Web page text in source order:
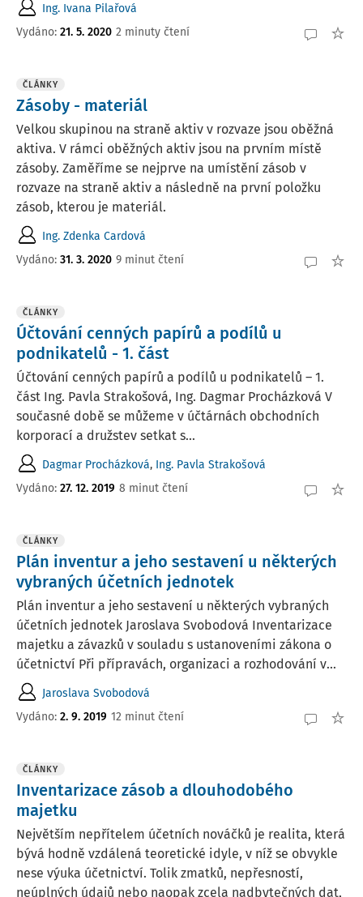
Ing. Ivana Pilařová
Vydáno: 21. 5. 2020 2 minuty čtení
ČLÁNKY
Zásoby - materiál
Velkou skupinou na straně aktiv v rozvaze jsou oběžná
aktiva. V rámci oběžných aktiv jsou na prvním místě
zásoby. Zaměříme se nejprve na umístění zásob v
rozvaze na straně aktiv a následně na první položku
zásob, kterou je materiál.
Ing. Zdenka Cardová
Vydáno: 31. 3. 2020 9 minut čtení
ČLÁNKY
Účtování cenných papírů a podílů u
podnikatelů - 1. část
Účtování cenných papírů a podílů u podnikatelů – 1.
část Ing. Pavla Strakošová, Ing. Dagmar Procházková V
současné době se můžeme v účtárnách obchodních
korporací a družstev setkat s...
Dagmar Procházková, Ing. Pavla Strakošová
Vydáno: 27. 12. 2019 8 minut čtení
ČLÁNKY
Plán inventur a jeho sestavení u některých
vybraných účetních jednotek
Plán inventur a jeho sestavení u některých vybraných
účetních jednotek Jaroslava Svobodová Inventarizace
majetku a závazků v souladu s ustanoveními zákona o
účetnictví Při přípravách, organizaci a rozhodování v...
Jaroslava Svobodová
Vydáno: 2. 9. 2019 12 minut čtení
ČLÁNKY
Inventarizace zásob a dlouhodobého
majetku
Největším nepřítelem účetních nováčků je realita, která
bývá hodně vzdálená teoretické idyle, v níž se obvykle
nese výuka účetnictví. Tolik zmatků, nepřesností,
neúplných údajů nebo naopak zcela nadbytečných dat,